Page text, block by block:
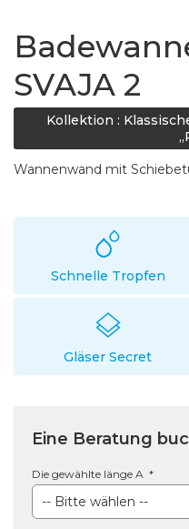
SVAJA 2
Kollektion :
Wannenwand mit
Schnelle Tropfen
Gläser Secret
Eine Beratung
Die gewählte länge A